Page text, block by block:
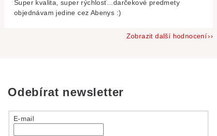
Super kvalita, super rýchlosť...darčekové predmety
objednávam jedine cez Abenys :)
Zobrazit další hodnocení
Odebírat newsletter
E-mail